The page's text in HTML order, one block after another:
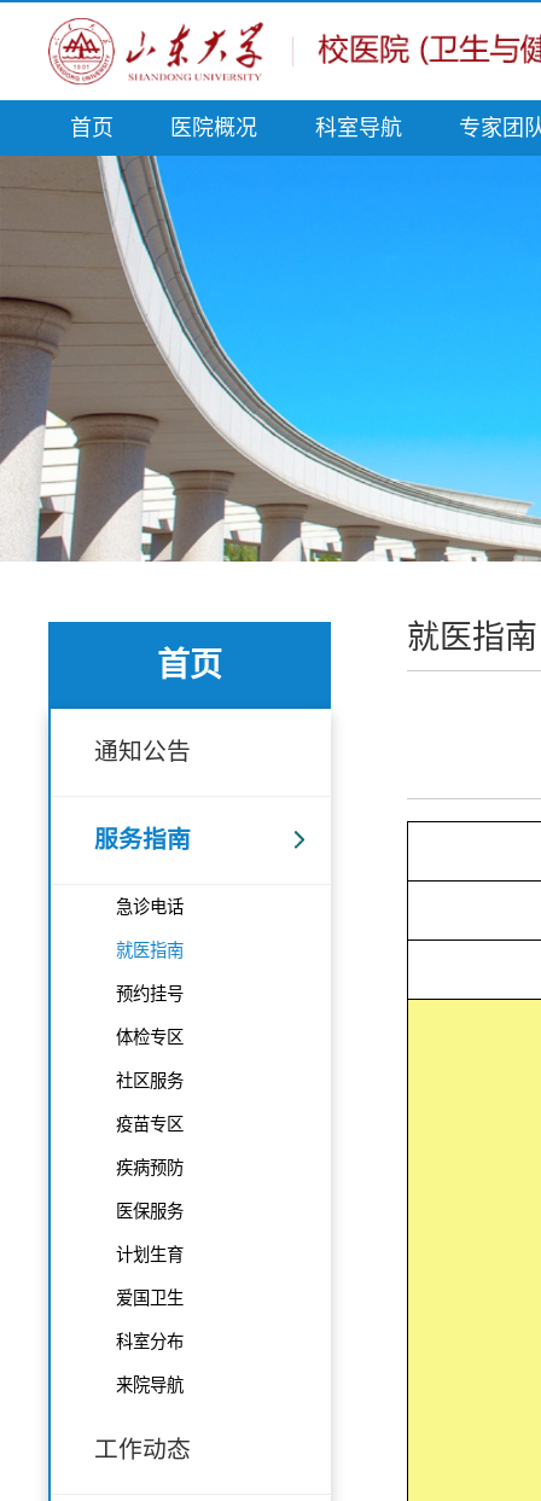
首页 医院概况 科室导航 专家团
首页
通知公告
服务指南
急诊电话
就医指南
预约挂号
体检专区
社区服务
疫苗专区
疾病预防
医保服务
计划生育
爱国卫生
科室分布
来院导航
工作动态
就医指南